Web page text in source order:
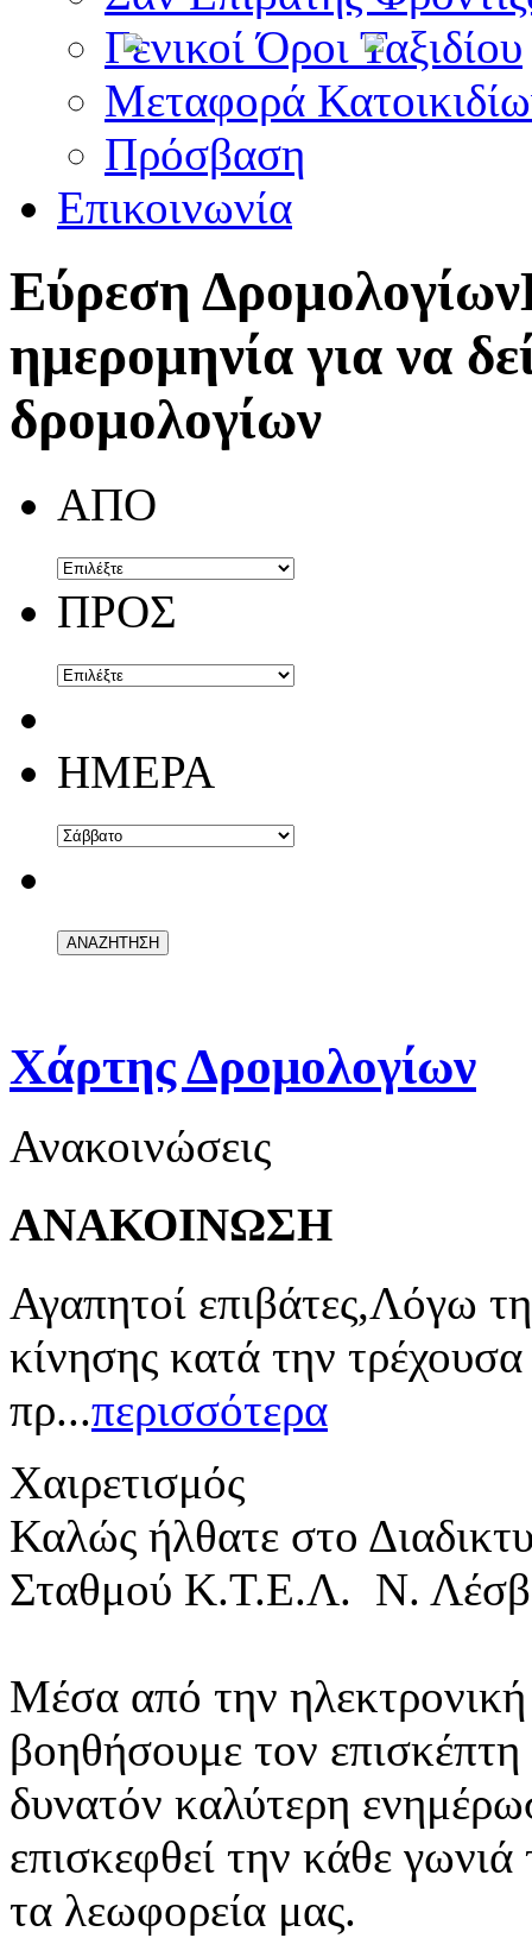
Γενικοί Όροι Ταξιδίου
Μεταφορά
Πρόσβαση
Επικοινωνία
Εύρεση Δρομολογίων
ημερομηνία για να
δρομολογίων
ΑΠΟ
ΠΡΟΣ
ΗΜΕΡΑ
Χάρτης Δρομολογίων
Ανακοινώσεις
ΑΝΑΚΟΙΝΩΣΗ
Αγαπητοί επιβάτες,Λόγω
κίνησης κατά την
πρ...περισσότερα
Χαιρετισμός
Καλώς ήλθατε στο
Σταθμού Κ.Τ.Ε.Λ. Ν.
Μέσα από την ηλεκτρονική
βοηθήσουμε τον
δυνατόν καλύτερη
επισκεφθεί την κάθε
τα λεωφορεία μας.